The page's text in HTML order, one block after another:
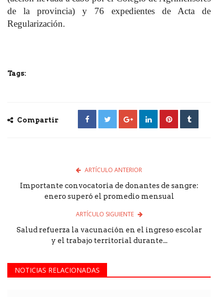
de la provincia) y 76 expedientes de Acta de
Regularización.
Tags:
Compartir
ARTÍCULO ANTERIOR
Importante convocatoria de donantes de sangre:
enero superó el promedio mensual
ARTÍCULO SIGUIENTE
Salud refuerza la vacunación en el ingreso escolar
y el trabajo territorial durante...
NOTICIAS RELACIONADAS